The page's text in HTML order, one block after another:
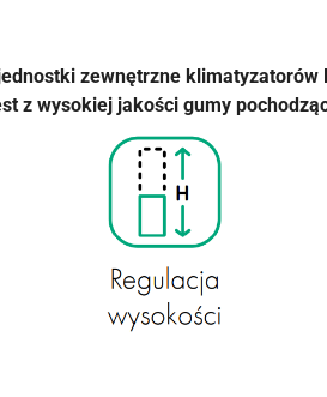
zewnętrzne
z wysokiej jakości gumy